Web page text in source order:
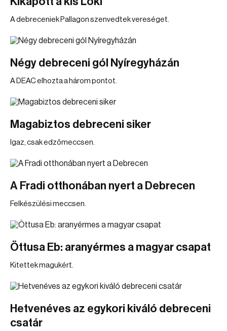
A debreceniek Pallagon szenvedtek vereséget.
Négy debreceni gól Nyíregyházán
A DEAC elhozta a három pontot.
Magabiztos debreceni siker
Igaz, csak edzőmeccsen.
A Fradi otthonában nyert a Debrecen
Felkészülési meccsen.
Öttusa Eb: aranyérmes a magyar csapat
Kitettek magukért.
Hetvenéves az egykori kiváló debreceni
csatár